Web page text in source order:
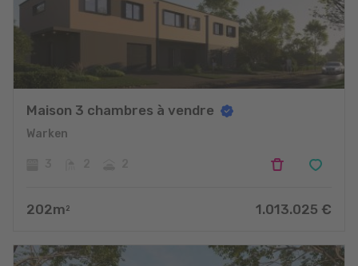
Maison 3 chambres à vendre
Warken
202m 2 1.013.025 €